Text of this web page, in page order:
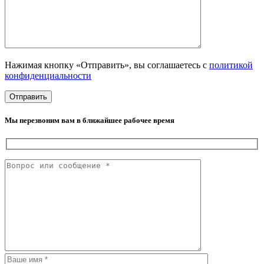
Нажимая кнопку «Отправить», вы соглашаетесь с политикой
конфиденциальности
Мы перезвоним вам в ближайшее рабочее время